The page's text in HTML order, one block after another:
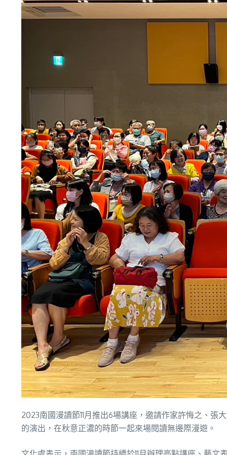
2023南國漫讀節11月推出6場講座，邀請作家許悔之、張
的演出，在秋意正濃的時節一起來場閱讀無邊際漫遊。